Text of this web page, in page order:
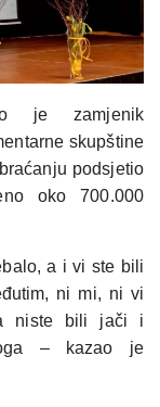
je zamjenik
skupštine
podsjetio
oko 700.000
a i vi ste bili
ni mi, ni vi
niste bili jači i
– kazao je